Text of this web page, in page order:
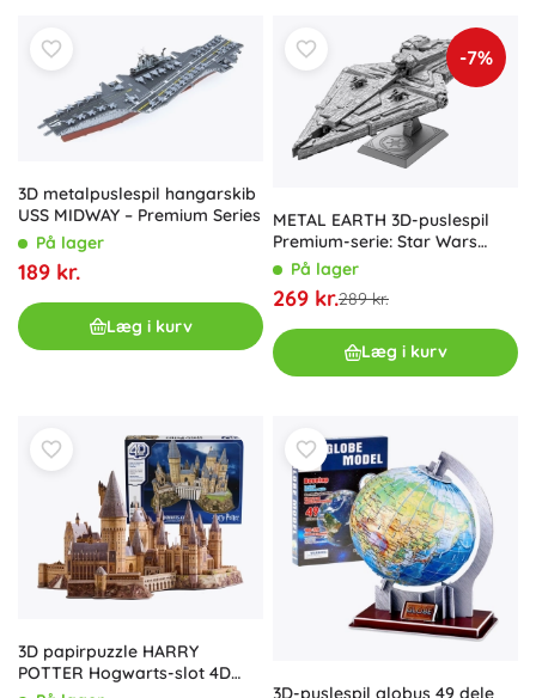
3D metalpuslespil hangarskib
USS MIDWAY – Premium Series
På lager
189 kr.
Læg i kurv
-7%
METAL EARTH 3D-puslespil
Premium-serie: Star Wars
Imperial Light Cruiser
På lager
269 kr.289 kr.
Læg i kurv
3D papirpuzzle HARRY
POTTER Hogwarts-slot 4D
3D-puslespil globus 49 dele